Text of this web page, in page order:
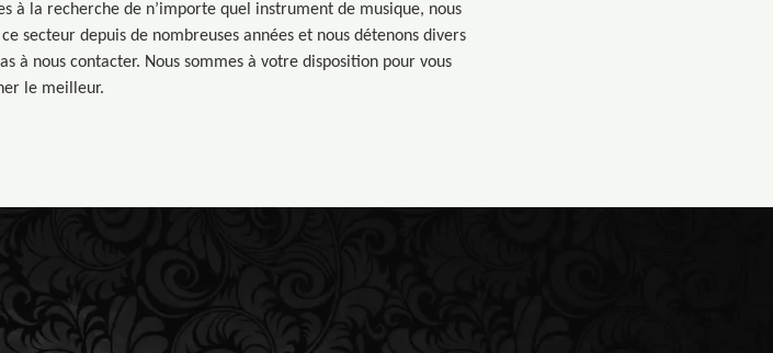
à la recherche de n’importe quel instrument de musique, nous
secteur depuis de nombreuses années et nous détenons divers
à nous contacter. Nous sommes à votre disposition pour vous
le meilleur.